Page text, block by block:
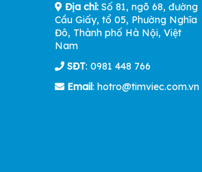
Địa chỉ: Số 81, ngõ 68, đường
Cầu Giấy, tổ 05, Phường Nghĩa
Đô, Thành phố Hà Nội, Việt
Nam
SĐT: 0981 448 766
Email: hotro@timviec.com.vn